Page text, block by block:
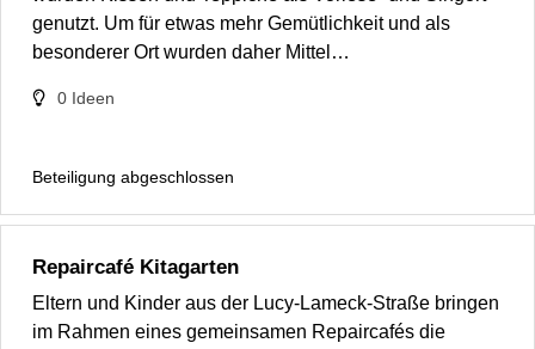
genutzt. Um für etwas mehr Gemütlichkeit und als
besonderer Ort wurden daher Mittel…
0 Ideen
Beteiligung abgeschlossen
Repaircafé Kitagarten
Eltern und Kinder aus der Lucy-Lameck-Straße bringen
im Rahmen eines gemeinsamen Repaircafés die